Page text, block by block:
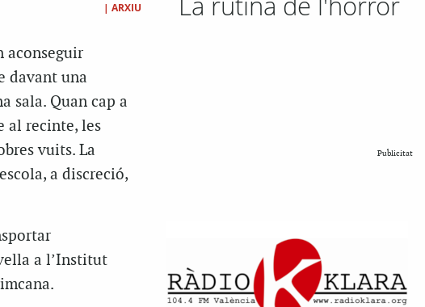
| ARXIU
aconseguir
davant una
sala. Quan cap a
al recinte, les
vuits. La
a discreció,
a l’Institut
Publicitat